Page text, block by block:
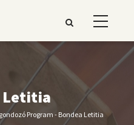
Letitia
Program - Bondea Letitia